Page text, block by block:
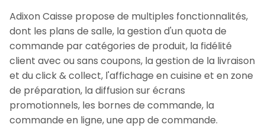
Adixon Caisse propose de multiples fonctionnalités,
dont les plans de salle, la gestion d'un quota de
commande par catégories de produit, la fidélité
client avec ou sans coupons, la gestion de la livraison
et du click & collect, l'affichage en cuisine et en zone
de préparation, la diffusion sur écrans
promotionnels, les bornes de commande, la
commande en ligne, une app de commande.